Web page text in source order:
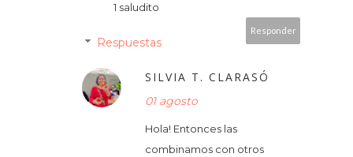
1 saludito
Responder
Respuestas
SILVIA T. CLARASÓ
01 agosto
Hola! Entonces las
combinamos con otros